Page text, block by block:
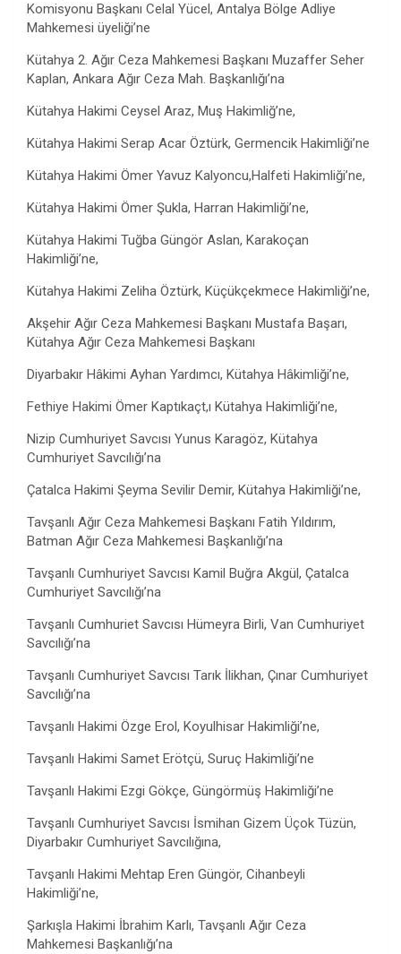
Komisyonu Başkanı Celal Yücel, Antalya Bölge Adliye
Mahkemesi üyeliği’ne
Kütahya 2. Ağır Ceza Mahkemesi Başkanı Muzaffer Seher
Kaplan, Ankara Ağır Ceza Mah. Başkanlığı’na
Kütahya Hakimi Ceysel Araz, Muş Hakimliğ’ne,
Kütahya Hakimi Serap Acar Öztürk, Germencik Hakimliği’ne
Kütahya Hakimi Ömer Yavuz Kalyoncu,Halfeti Hakimliği’ne,
Kütahya Hakimi Ömer Şukla, Harran Hakimliği’ne,
Kütahya Hakimi Tuğba Güngör Aslan, Karakoçan
Hakimliği’ne,
Kütahya Hakimi Zeliha Öztürk, Küçükçekmece Hakimliği’ne,
Akşehir Ağır Ceza Mahkemesi Başkanı Mustafa Başarı,
Kütahya Ağır Ceza Mahkemesi Başkanı
Diyarbakır Hâkimi Ayhan Yardımcı, Kütahya Hâkimliği’ne,
Fethiye Hakimi Ömer Kaptıkaçt,ı Kütahya Hakimliği’ne,
Nizip Cumhuriyet Savcısı Yunus Karagöz, Kütahya
Cumhuriyet Savcılığı’na
Çatalca Hakimi Şeyma Sevilir Demir, Kütahya Hakimliği’ne,
Tavşanlı Ağır Ceza Mahkemesi Başkanı Fatih Yıldırım,
Batman Ağır Ceza Mahkemesi Başkanlığı’na
Tavşanlı Cumhuriyet Savcısı Kamil Buğra Akgül, Çatalca
Cumhuriyet Savcılığı’na
Tavşanlı Cumhuriet Savcısı Hümeyra Birli, Van Cumhuriyet
Savcılığı’na
Tavşanlı Cumhuriyet Savcısı Tarık İlikhan, Çınar Cumhuriyet
Savcılığı’na
Tavşanlı Hakimi Özge Erol, Koyulhisar Hakimliği’ne,
Tavşanlı Hakimi Samet Erötçü, Suruç Hakimliği’ne
Tavşanlı Hakimi Ezgi Gökçe, Güngörmüş Hakimliği’ne
Tavşanlı Cumhuriyet Savcısı İsmihan Gizem Üçok Tüzün,
Diyarbakır Cumhuriyet Savcılığına,
Tavşanlı Hakimi Mehtap Eren Güngör, Cihanbeyli
Hakimliği’ne,
Şarkışla Hakimi İbrahim Karlı, Tavşanlı Ağır Ceza
Mahkemesi Başkanlığı’na